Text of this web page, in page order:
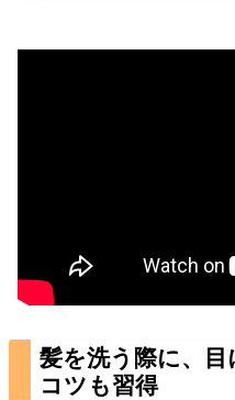
髪を洗う際に、
コツも習得